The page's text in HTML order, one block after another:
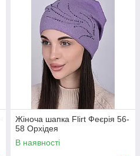
Жіноча шапка Flirt Феєрія 56-
58 Орхідея
В наявності